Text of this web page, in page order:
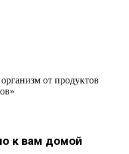
от продуктов
к вам домой